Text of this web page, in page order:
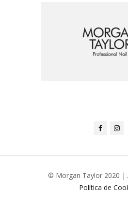
© Morgan Taylor 2020 |
Política de